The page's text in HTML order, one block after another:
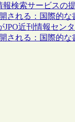
報検索サービスの
される：国際的
JPO近刊情報セン
される：国際的